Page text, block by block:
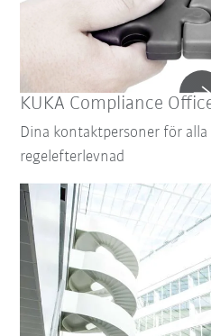
KUKA Compliance
Dina kontaktpersoner för
regelefterlevnad